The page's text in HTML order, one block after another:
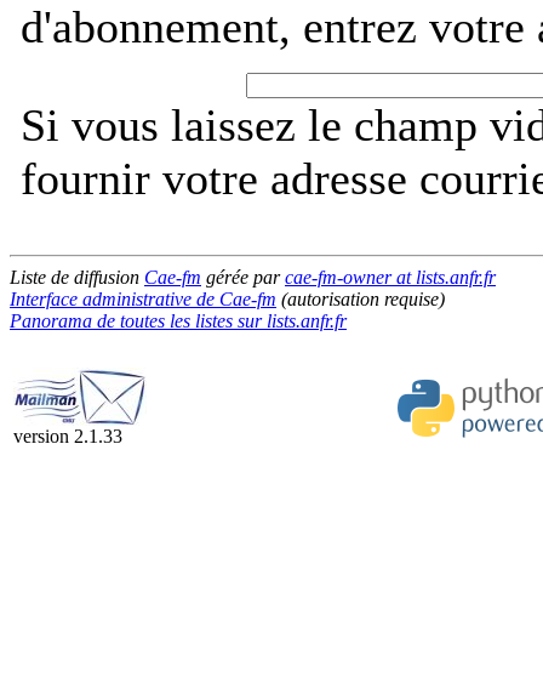
d'abonnement, entrez
Si vous laissez le champ
fournir votre adresse
Liste de diffusion Cae-fm gérée parcae-fm-owner at lists.anfr.fr
Interface administrative de Cae-fm (autorisation requise)
Panorama de toutes les listes sur lists.anfr.fr
version 2.1.33